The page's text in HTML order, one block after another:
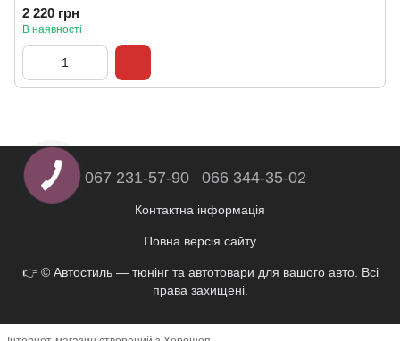
2 220 грн
В наявності
067 231-57-90 066 344-35-02
Контактна інформація
Повна версія сайту
👉 © Автостиль — тюнінг та автотовари для вашого авто. Всі
права захищені.